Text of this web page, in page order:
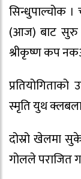
सिन्धुपाल्चोक
(आज) बाट सुरु
श्रीकृष्ण कप
स्मृति युथ
दोस्रो खेलमा
गोलले पराजित